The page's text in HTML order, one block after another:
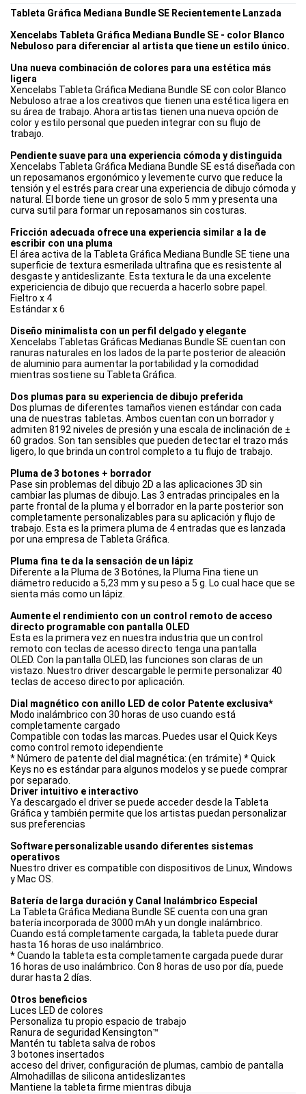
Tableta Gráfica Mediana Bundle SE Recientemente Lanzada
Xencelabs Tableta Gráfica Mediana Bundle SE - color Blanco
Nebuloso para diferenciar al artista que tiene un estilo único.
Una nueva combinación de colores para una estética más
ligera
Xencelabs Tableta Gráfica Mediana Bundle SE con color Blanco
Nebuloso atrae a los creativos que tienen una estética ligera en
su área de trabajo. Ahora artistas tienen una nueva opción de
color y estilo personal que pueden integrar con su flujo de
trabajo.
Pendiente suave para una experiencia cómoda y distinguida
Xencelabs Tableta Gráfica Mediana Bundle SE está diseñada con
un reposamanos ergonómico y levemente curvo que reduce la
tensión y el estrés para crear una experiencia de dibujo cómoda y
natural. El borde tiene un grosor de solo 5 mm y presenta una
curva sutil para formar un reposamanos sin costuras.
Fricción adecuada ofrece una experiencia similar a la de
escribir con una pluma
El área activa de la Tableta Gráfica Mediana Bundle SE tiene una
superficie de textura esmerilada ultrafina que es resistente al
desgaste y antideslizante. Esta textura le da una excelente
expericiencia de dibujo que recuerda a hacerlo sobre papel.
Fieltro x 4
Estándar x 6
Diseño minimalista con un perfil delgado y elegante
Xencelabs Tabletas Gráficas Medianas Bundle SE cuentan con
ranuras naturales en los lados de la parte posterior de aleación
de aluminio para aumentar la portabilidad y la comodidad
mientras sostiene su Tableta Gráfica.
Dos plumas para su experiencia de dibujo preferida
Dos plumas de diferentes tamaños vienen estándar con cada
una de nuestras tabletas. Ambos cuentan con un borrador y
admiten 8192 niveles de presión y una escala de inclinación de ±
60 grados. Son tan sensibles que pueden detectar el trazo más
ligero, lo que brinda un control completo a tu flujo de trabajo.
Pluma de 3 botones + borrador
Pase sin problemas del dibujo 2D a las aplicaciones 3D sin
cambiar las plumas de dibujo. Las 3 entradas principales en la
parte frontal de la pluma y el borrador en la parte posterior son
completamente personalizables para su aplicación y flujo de
trabajo. Esta es la primera pluma de 4 entradas que es lanzada
por una empresa de Tableta Gráfica.
Pluma fina te da la sensación de un lápiz
Diferente a la Pluma de 3 Botónes, la Pluma Fina tiene un
diámetro reducido a 5,23 mm y su peso a 5 g. Lo cual hace que se
sienta más como un lápiz.
Aumente el rendimiento con un control remoto de acceso
directo programable con pantalla OLED
Esta es la primera vez en nuestra industria que un control
remoto con teclas de acesso directo tenga una pantalla
OLED. Con la pantalla OLED, las funciones son claras de un
vistazo. Nuestro driver descargable le permite personalizar 40
teclas de acceso directo por aplicación.
Dial magnético con anillo LED de color Patente exclusiva*
Modo inalámbrico con 30 horas de uso cuando está
completamente cargado
Compatible con todas las marcas. Puedes usar el Quick Keys
como control remoto idependiente
* Número de patente del dial magnética: (en trámite) * Quick
Keys no es estándar para algunos modelos y se puede comprar
por separado.
Driver intuitivo e interactivo
Ya descargado el driver se puede acceder desde la Tableta
Gráfica y también permite que los artistas puedan personalizar
sus preferencias
Software personalizable usando diferentes sistemas
operativos
Nuestro driver es compatible con dispositivos de Linux, Windows
y Mac OS.
Batería de larga duración y Canal Inalámbrico Especial
La Tableta Gráfica Mediana Bundle SE cuenta con una gran
batería incorporada de 3000 mAh y un dongle inalámbrico.
Cuando está completamente cargada, la tableta puede durar
hasta 16 horas de uso inalámbrico.
* Cuando la tableta esta completamente cargada puede durar
16 horas de uso inalámbrico. Con 8 horas de uso por día, puede
durar hasta 2 días.
Otros beneficios
Luces LED de colores
Personaliza tu propio espacio de trabajo
Ranura de seguridad Kensington™
Mantén tu tableta salva de robos
3 botones insertados
acceso del driver, configuración de plumas, cambio de pantalla
Almohadillas de silicona antideslizantes
Mantiene la tableta firme mientras dibuja